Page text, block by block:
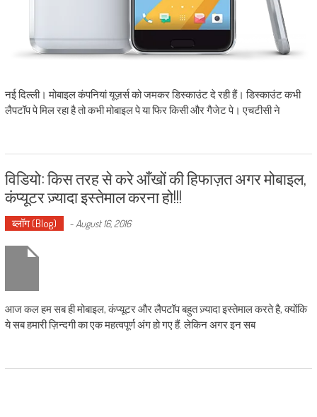
नई दिल्ली। मोबाइल कंपनियां यूज़र्स को जमकर डिस्काउंट दे रही हैं। डिस्काउंट कभी
लैपटॉप पे मिल रहा है तो कभी मोबाइल पे या फिर किसी और गैजेट पे। एचटीसी ने
विडियो: किस तरह से करे आँखों की हिफाज़त अगर मोबाइल,
कंप्यूटर ज़्यादा इस्तेमाल करना हो!!!
ब्लॉग (Blog) - August 16, 2016
आज कल हम सब ही मोबाइल, कंप्यूटर और लैपटॉप बहुत ज़्यादा इस्तेमाल करते है, क्योंकि
ये सब हमारी ज़िन्दगी का एक महत्वपूर्ण अंग हो गए हैं. लेकिन अगर इन सब